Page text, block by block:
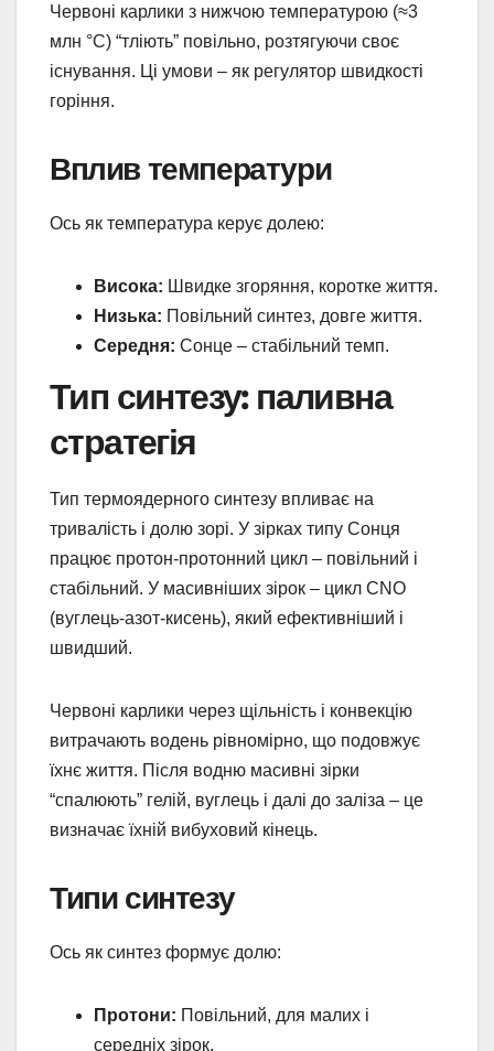
Червоні карлики з нижчою температурою (≈3
млн °C) “тліють” повільно, розтягуючи своє
існування. Ці умови – як регулятор швидкості
горіння.
Вплив температури
Ось як температура керує долею:
Висока: Швидке згоряння, коротке життя.
Низька: Повільний синтез, довге життя.
Середня: Сонце – стабільний темп.
Тип синтезу: паливна
стратегія
Тип термоядерного синтезу впливає на
тривалість і долю зорі. У зірках типу Сонця
працює протон-протонний цикл – повільний і
стабільний. У масивніших зірок – цикл CNO
(вуглець-азот-кисень), який ефективніший і
швидший.
Червоні карлики через щільність і конвекцію
витрачають водень рівномірно, що подовжує
їхнє життя. Після водню масивні зірки
“спалюють” гелій, вуглець і далі до заліза – це
визначає їхній вибуховий кінець.
Типи синтезу
Ось як синтез формує долю:
Протони: Повільний, для малих і
середніх зірок.